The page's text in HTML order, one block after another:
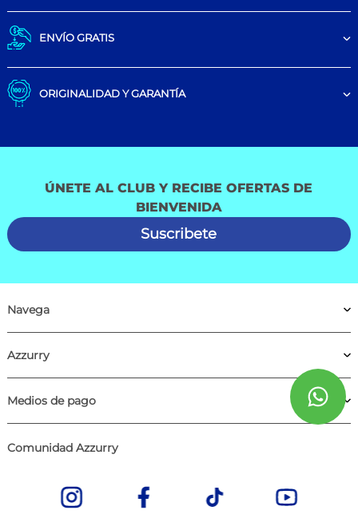
ENVÍO GRATIS
ORIGINALIDAD Y GARANTÍA
ÚNETE AL CLUB Y RECIBE OFERTAS DE
BIENVENIDA
Suscribete
Navega
Azzurry
Medios de pago
Comunidad Azzurry